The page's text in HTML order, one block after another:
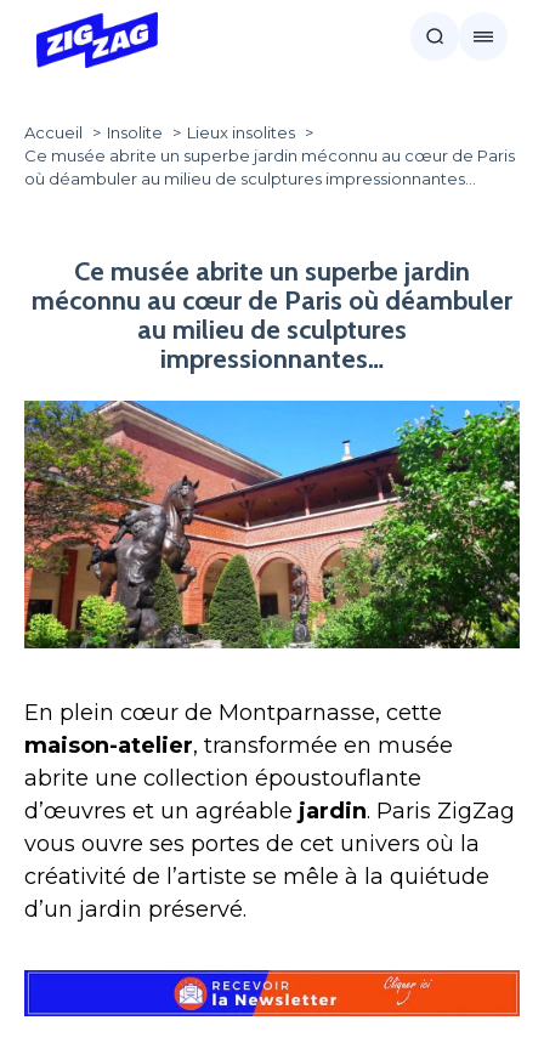
Accueil Insolite
Lieux insolites
Ce musée abrite un superbe jardin méconnu au cœur de Paris
où déambuler au milieu de sculptures impressionnantes…
Ce musée abrite un superbe jardin
méconnu au cœur de Paris où déambuler
au milieu de sculptures
impressionnantes…
En plein cœur de Montparnasse, cette
maison-atelier, transformée en musée
abrite une collection époustouflante
d’œuvres et un agréable jardin. Paris ZigZag
vous ouvre ses portes de cet univers où la
créativité de l’artiste se mêle à la quiétude
d’un jardin préservé.